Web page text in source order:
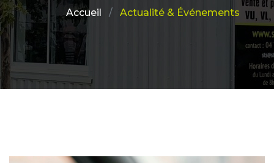
Actualité & Événements